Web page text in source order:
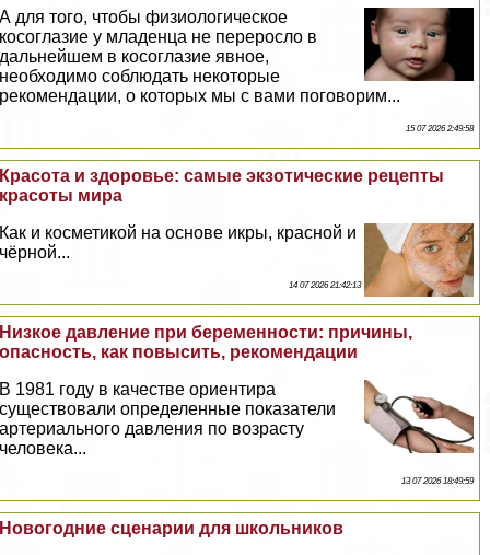
А для того, чтобы физиологическое
косоглазие у младенца не переросло в
дальнейшем в косоглазие явное,
необходимо соблюдать некоторые
рекомендации, о которых мы с вами поговорим...
15 07 2026 2:49:58
Красота и здоровье: самые экзотические рецепты
красоты мира
Как и косметикой на основе икры, красной и
чёрной...
14 07 2026 21:42:13
Низкое давление при беременности: причины,
опасность, как повысить, рекомендации
В 1981 году в качестве ориентира
существовали определенные показатели
артериального давления по возрасту
человека...
13 07 2026 18:49:59
Новогодние сценарии для школьников